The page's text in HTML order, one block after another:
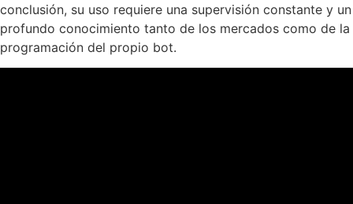
conclusión, su uso requiere una supervisión constante y un
profundo conocimiento tanto de los mercados como de la
programación del propio bot.